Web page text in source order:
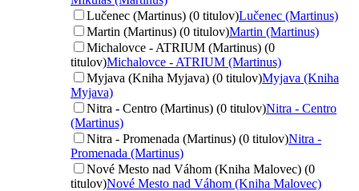
Lučenec (Martinus) (0 titulov)Lučenec (Martinus)
Martin (Martinus) (0 titulov)Martin (Martinus)
Michalovce - ATRIUM (Martinus) (0
titulov)Michalovce - ATRIUM (Martinus)
Myjava (Kniha Myjava) (0 titulov)Myjava (Kniha
Myjava)
Nitra - Centro (Martinus) (0 titulov)Nitra - Centro
(Martinus)
Nitra - Promenada (Martinus) (0 titulov)Nitra -
Promenada (Martinus)
Nové Mesto nad Váhom (Kniha Malovec) (0
titulov)Nové Mesto nad Váhom (Kniha Malovec)